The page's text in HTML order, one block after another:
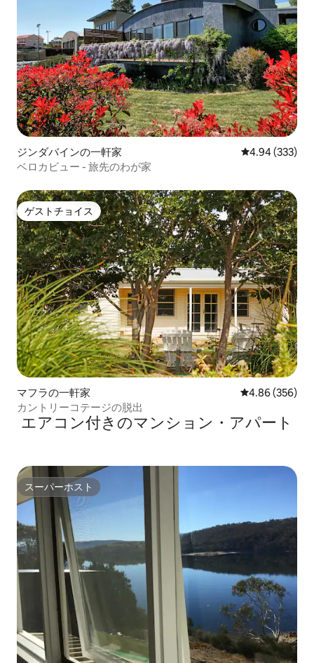
ジンダバインの一軒家 レビュー333
4.94 (333)
ベロカビュー - 旅先のわが家
ゲストチョイス
ゲストチョイス
マフラの一軒家 レビュー356
4.86 (356)
カントリーコテージの脱出
エアコン付きのマンション・アパート
スーパーホスト
スーパーホスト